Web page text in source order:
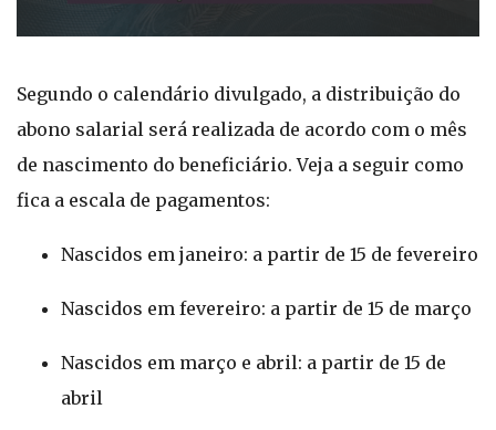
Segundo o calendário divulgado, a distribuição do
abono salarial será realizada de acordo com o mês
de nascimento do beneficiário. Veja a seguir como
fica a escala de pagamentos:
Nascidos em janeiro: a partir de 15 de fevereiro
Nascidos em fevereiro: a partir de 15 de março
Nascidos em março e abril: a partir de 15 de
abril